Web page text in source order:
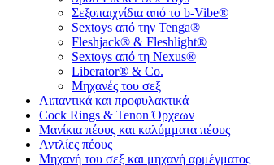
Σεξοπαιχνίδια από το b-Vibe®
Sextoys από την Tenga®
Fleshjack® & Fleshlight®
Sextoys από τη Nexus®
Liberator® & Co.
Μηχανές του σεξ
Λιπαντικά και προφυλακτικά
Cock Rings & Tenon Όρχεων
Μανίκια πέους και καλύμματα πέους
Αντλίες πέους
Μηχανή του σεξ και μηχανή αρμέγματος